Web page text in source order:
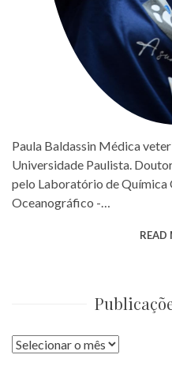
Paula Baldassin Médica
Universidade Paulista.
pelo Laboratório de
Oceanográfico -…
READ
Publicações